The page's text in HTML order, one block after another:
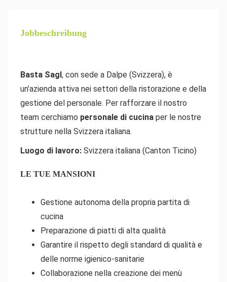
Jobbeschreibung
Basta Sagl, con sede a Dalpe (Svizzera), è
un’azienda attiva nei settori della ristorazione e della
gestione del personale. Per rafforzare il nostro
team cerchiamo personale di cucina per le nostre
strutture nella Svizzera italiana.
Luogo di lavoro: Svizzera italiana (Canton Ticino)
LE TUE MANSIONI
Gestione autonoma della propria partita di
cucina
Preparazione di piatti di alta qualità
Garantire il rispetto degli standard di qualità e
delle norme igienico-sanitarie
Collaborazione nella creazione dei menù